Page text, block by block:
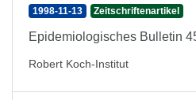
1998-11-13 Zeitschriftenartikel
Epidemiologisches Bulletin
Robert Koch-Institut